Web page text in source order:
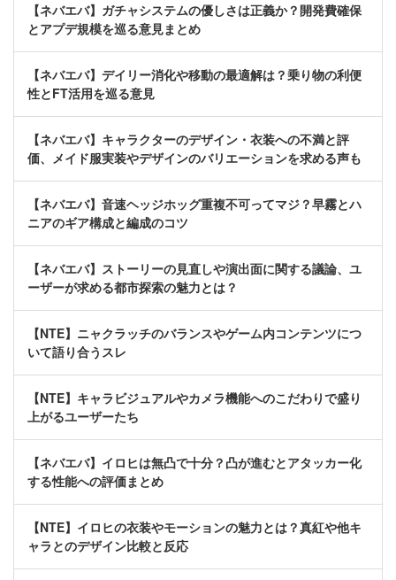
【ネバエバ】ガチャシステムの優しさは正義か？開発費確保
とアプデ規模を巡る意見まとめ
【ネバエバ】デイリー消化や移動の最適解は？乗り物の利便
性とFT活用を巡る意見
【ネバエバ】キャラクターのデザイン・衣装への不満と評
価、メイド服実装やデザインのバリエーションを求める声も
【ネバエバ】音速ヘッジホッグ重複不可ってマジ？早霧とハ
ニアのギア構成と編成のコツ
【ネバエバ】ストーリーの見直しや演出面に関する議論、ユ
ーザーが求める都市探索の魅力とは？
【NTE】ニャクラッチのバランスやゲーム内コンテンツにつ
いて語り合うスレ
【NTE】キャラビジュアルやカメラ機能へのこだわりで盛り
上がるユーザーたち
【ネバエバ】イロヒは無凸で十分？凸が進むとアタッカー化
する性能への評価まとめ
【NTE】イロヒの衣装やモーションの魅力とは？真紅や他キ
ャラとのデザイン比較と反応